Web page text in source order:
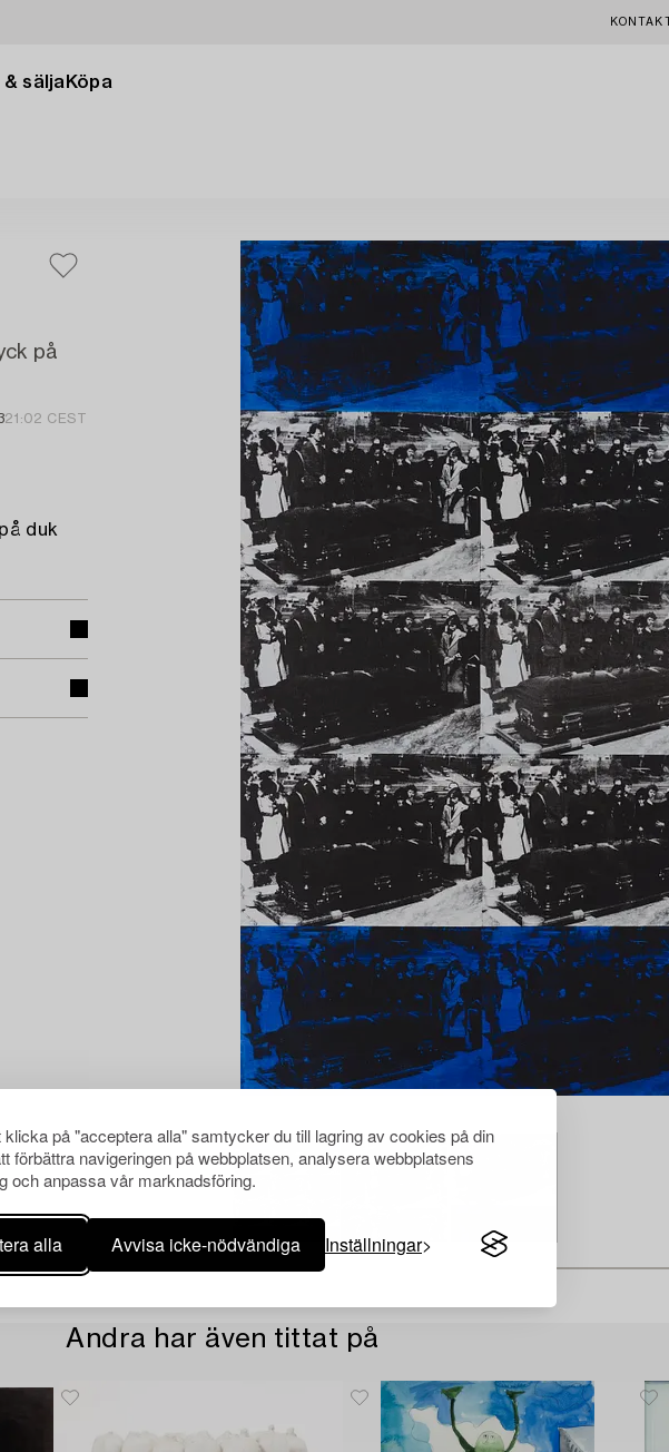
på "acceptera alla" samtycker du till lagring av cookies på din
förbättra navigeringen på webbplatsen, analysera webbplatsens
och anpassa vår marknadsföring.
alla Avvisa icke-nödvändiga Inställningar
KONTAKT
sälja Köpa
på
21:02 CEST
duk
Andra har även tittat på